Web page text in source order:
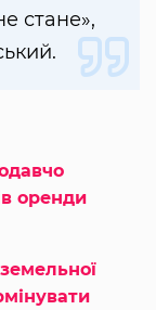
стане»,
оренди